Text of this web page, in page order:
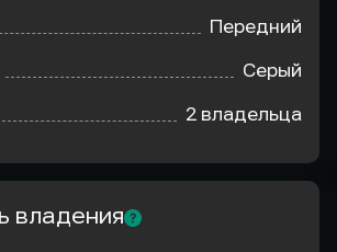
Передний
Серый
2 владельца
владения